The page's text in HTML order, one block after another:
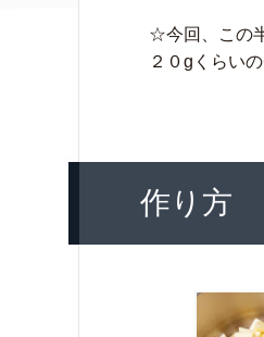
☆今回、この
２０gくらい
作り方